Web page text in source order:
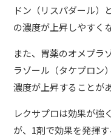
ドン（リスパダール）
の濃度が上昇しやすく
また、胃薬のオメプラ
ラゾール（タケプロン
濃度が上昇することが
レクサプロは効果が強
が、1剤で効果を発揮